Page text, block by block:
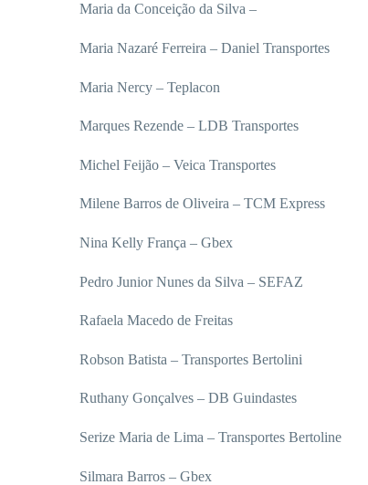
Maria da Conceição da Silva –
Maria Nazaré Ferreira – Daniel Transportes
Maria Nercy – Teplacon
Marques Rezende – LDB Transportes
Michel Feijão – Veica Transportes
Milene Barros de Oliveira – TCM Express
Nina Kelly França – Gbex
Pedro Junior Nunes da Silva – SEFAZ
Rafaela Macedo de Freitas
Robson Batista – Transportes Bertolini
Ruthany Gonçalves – DB Guindastes
Serize Maria de Lima – Transportes Bertoline
Silmara Barros – Gbex